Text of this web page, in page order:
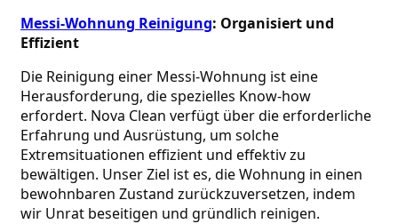
Messi-Wohnung Reinigung: Organisiert und
Effizient
Die Reinigung einer Messi-Wohnung ist eine
Herausforderung, die spezielles Know-how
erfordert. Nova Clean verfügt über die erforderliche
Erfahrung und Ausrüstung, um solche
Extremsituationen effizient und effektiv zu
bewältigen. Unser Ziel ist es, die Wohnung in einen
bewohnbaren Zustand zurückzuversetzen, indem
wir Unrat beseitigen und gründlich reinigen.